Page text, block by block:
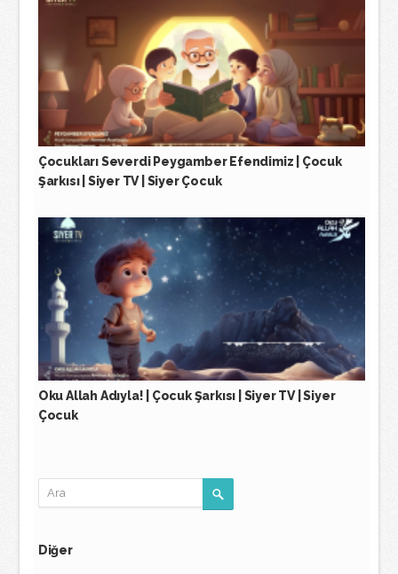
Çocukları Severdi Peygamber Efendimiz | Çocuk
Şarkısı | Siyer TV | Siyer Çocuk
Oku Allah Adıyla! | Çocuk Şarkısı | Siyer TV | Siyer
Çocuk
Diğer